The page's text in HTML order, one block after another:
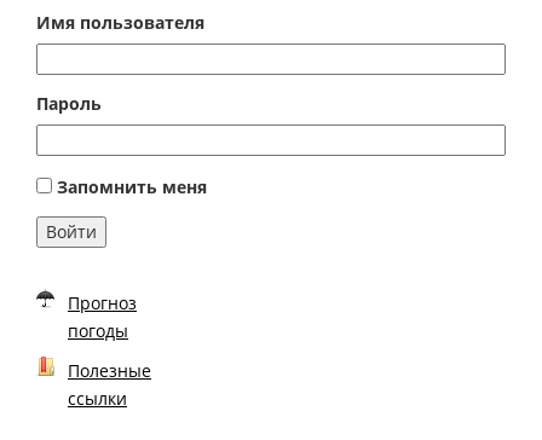
Имя пользователя
Пароль
Запомнить меня
Войти
Прогноз
погоды
Полезные
ссылки